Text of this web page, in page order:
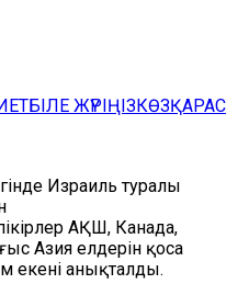
БІЛЕ ЖҮРІҢІЗКӨЗҚАРАС
Израиль туралы
АҚШ, Канада,
Азия елдерін қоса
екені анықталды.